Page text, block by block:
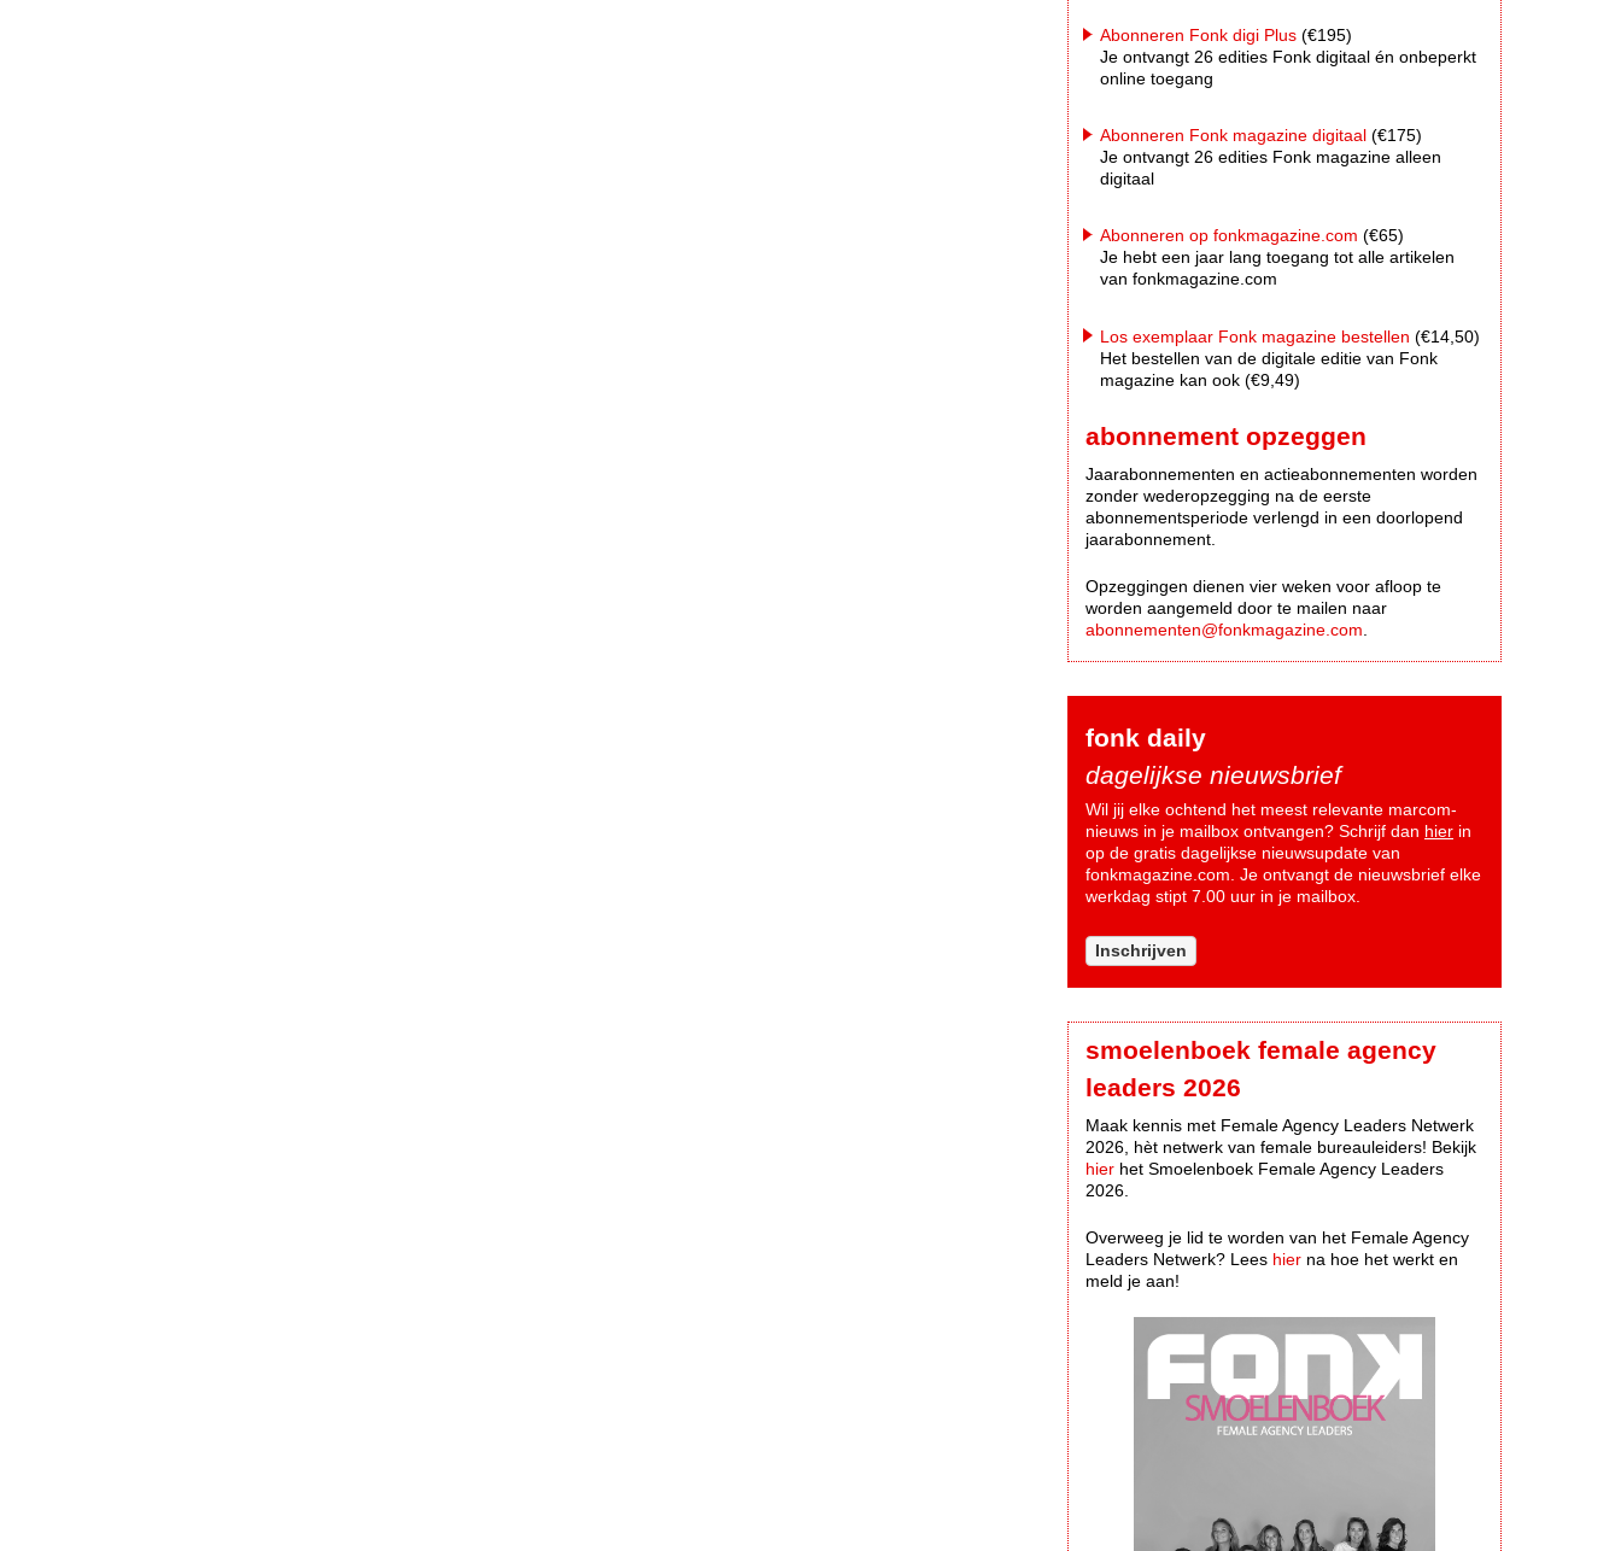
Abonneren Fonk digi Plus (€195)
Je ontvangt 26 edities Fonk digitaal én onbeperkt
online toegang
Abonneren Fonk magazine digitaal (€175)
Je ontvangt 26 edities Fonk magazine alleen
digitaal
Abonneren op fonkmagazine.com (€65)
Je hebt een jaar lang toegang tot alle artikelen
van fonkmagazine.com
Los exemplaar Fonk magazine bestellen (€14,50)
Het bestellen van de digitale editie van Fonk
magazine kan ook (€9,49)
abonnement opzeggen
Jaarabonnementen en actieabonnementen worden
zonder wederopzegging na de eerste
abonnementsperiode verlengd in een doorlopend
jaarabonnement.
Opzeggingen dienen vier weken voor afloop te
worden aangemeld door te mailen naar
abonnementen@fonkmagazine.com
fonk daily
dagelijkse nieuwsbrief
Wil jij elke ochtend het meest relevante marcom-
nieuws in je mailbox ontvangen? Schrijf dan hier in
op de gratis dagelijkse nieuwsupdate van
fonkmagazine.com. Je ontvangt de nieuwsbrief elke
werkdag stipt 7.00 uur in je mailbox.
Inschrijven
smoelenboek female agency
leaders 2026
Maak kennis met Female Agency Leaders Netwerk
2026, hèt netwerk van female bureauleiders! Bekijk
hier het Smoelenboek Female Agency Leaders
2026.
Overweeg je lid te worden van het Female Agency
Leaders Netwerk? Lees hier na hoe het werkt en
meld je aan!